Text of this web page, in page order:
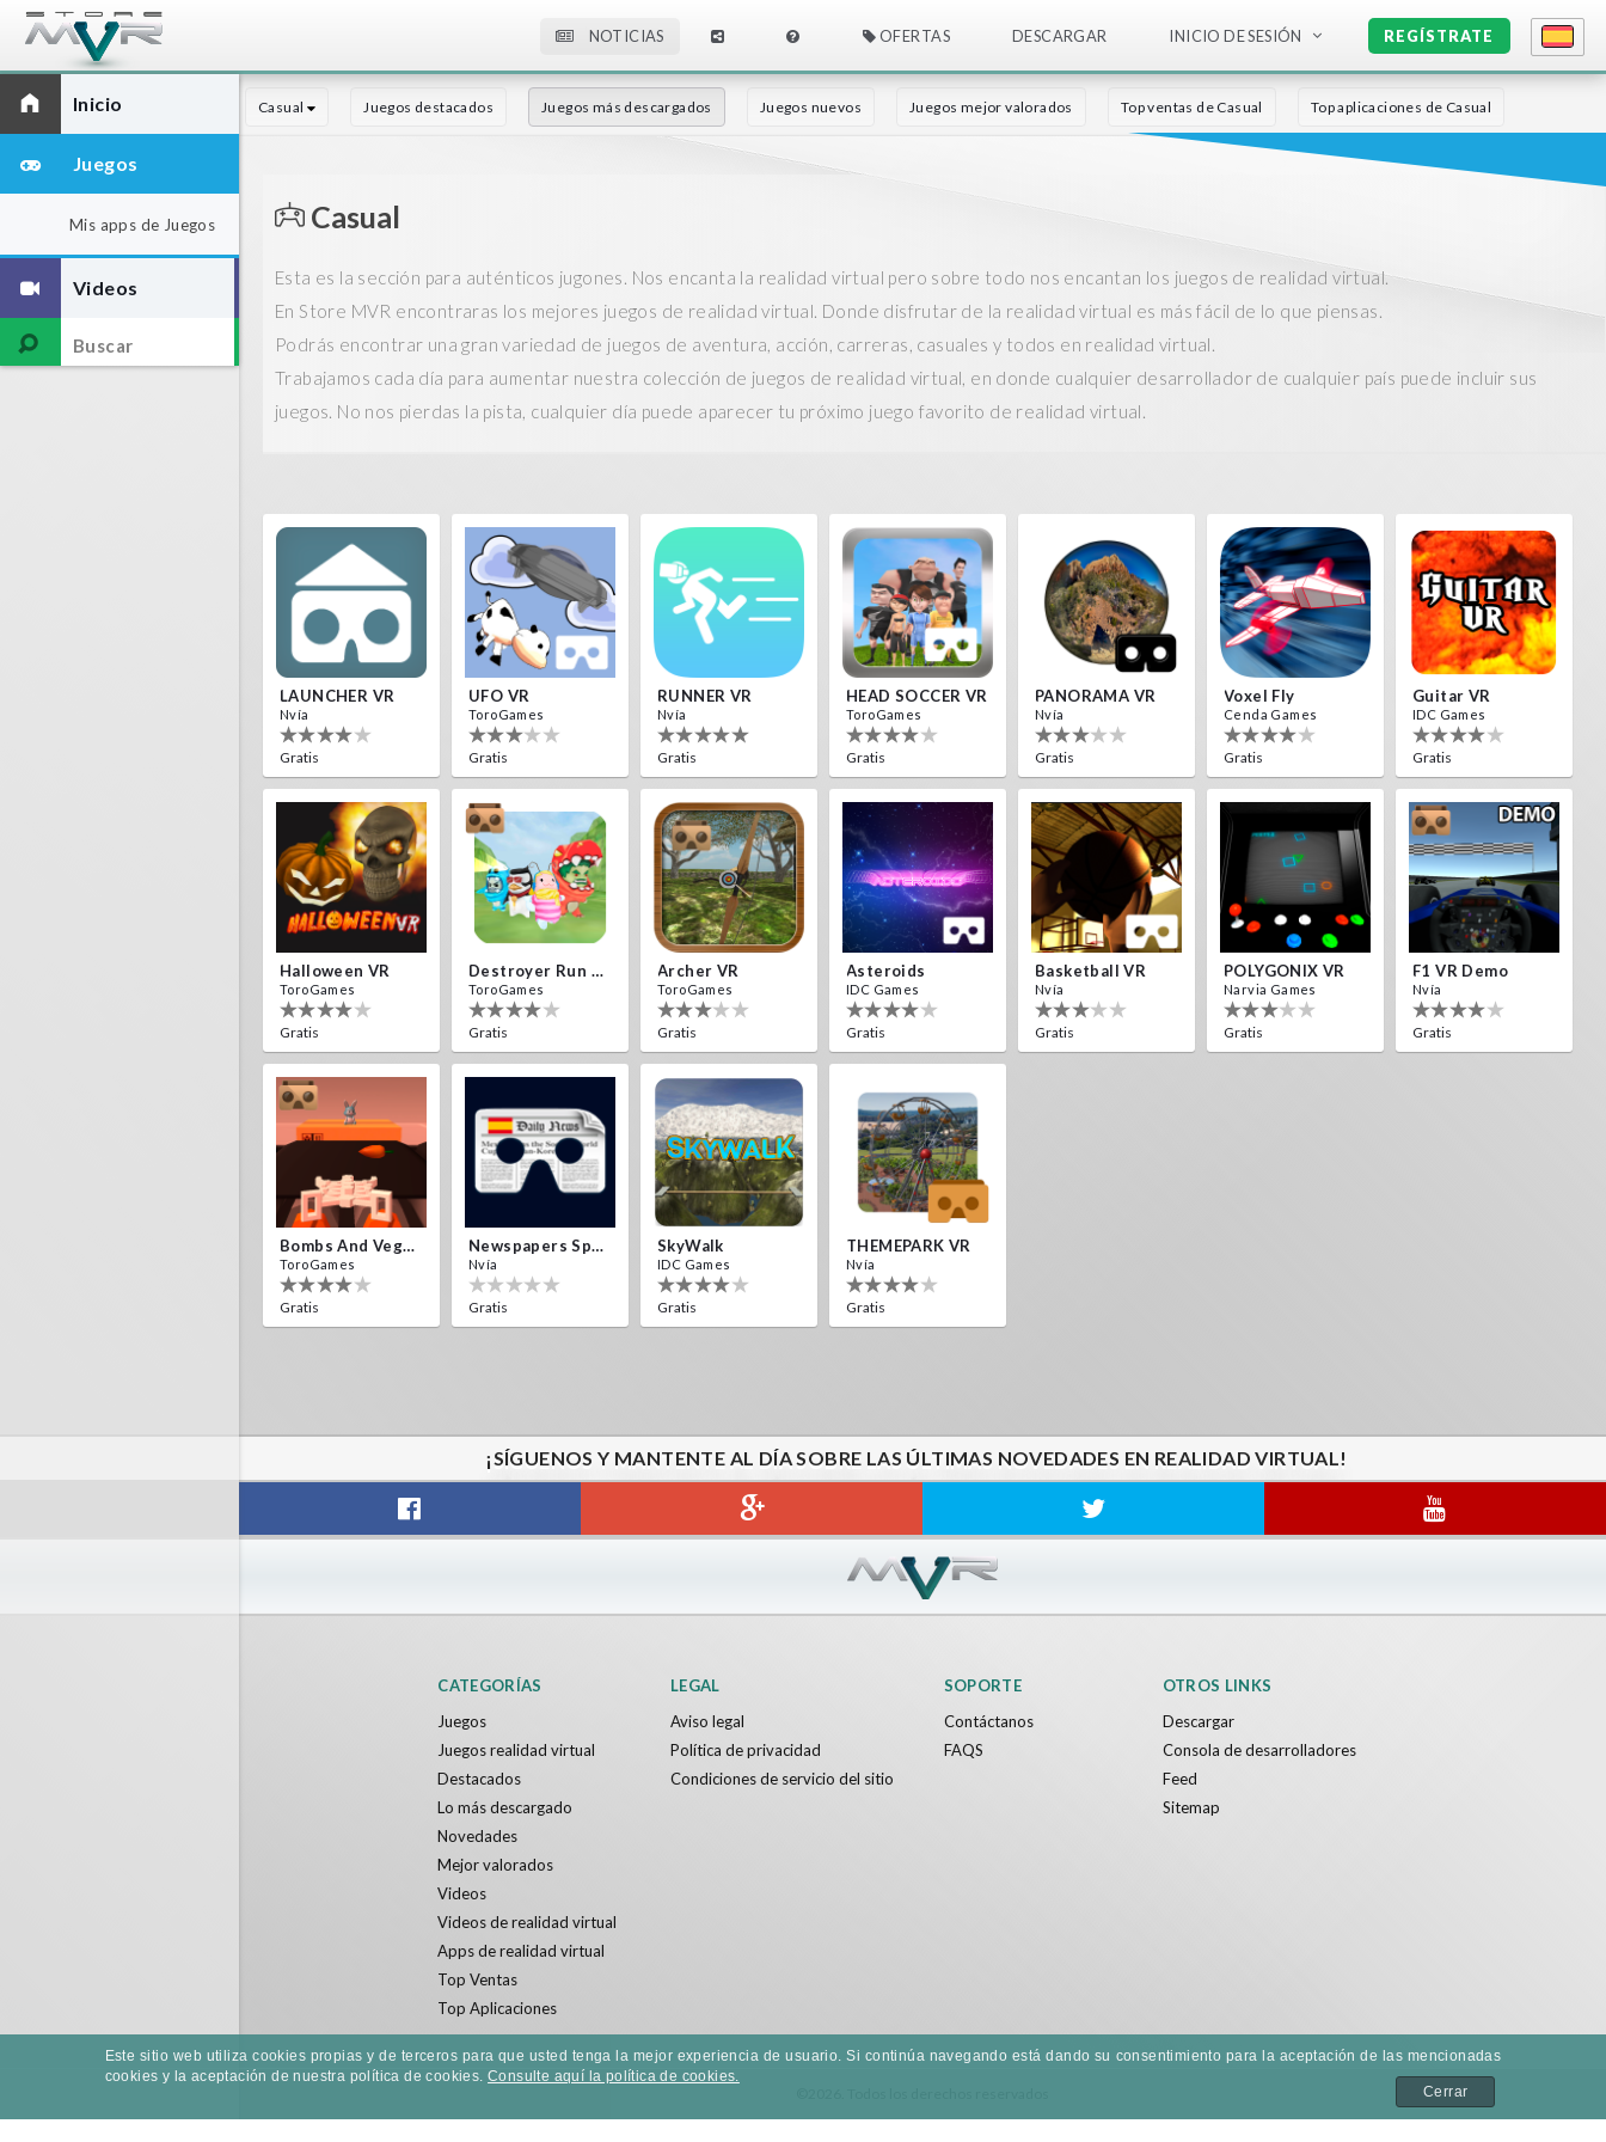
NOTICIAS OFERTAS DESCARGAR INICIO DE SESIÓN REGÍSTRATE
Inicio
Juegos
Mis apps de Juegos
Videos
Casual Juegos destacados Juegos más descargados Juegos nuevos Juegos mejor valorados Top ventas de Casual Top aplicaciones de Casual
Casual
Esta es la sección para auténticos jugones. Nos encanta la realidad virtual pero sobre todo nos encantan los juegos de realidad virtual.
En Store MVR encontraras los mejores juegos de realidad virtual. Donde disfrutar de la realidad virtual es más fácil de lo que piensas.
Podrás encontrar una gran variedad de juegos de aventura, acción, carreras, casuales y todos en realidad virtual.
Trabajamos cada día para aumentar nuestra colección de juegos de realidad virtual, en donde cualquier desarrollador de cualquier país puede incluir sus
juegos. No nos pierdas la pista, cualquier día puede aparecer tu próximo juego favorito de realidad virtual.
LAUNCHER VR
Nvía
Gratis
UFO VR
ToroGames
Gratis
RUNNER VR
Nvía
Gratis
HEAD SOCCER VR
ToroGames
Gratis
PANORAMA VR
Nvía
Gratis
Voxel Fly
Cenda Games
Gratis
Guitar VR
IDC Games
Gratis
Halloween VR
ToroGames
Gratis
Destroyer Run VR
ToroGames
Gratis
Archer VR
ToroGames
Gratis
Asteroids
IDC Games
Gratis
Basketball VR
Nvía
Gratis
POLYGONIX VR
Narvia Games
Gratis
F1 VR Demo
Nvía
Gratis
Bombs And Veggies
ToroGames
Gratis
Newspapers Spain VR
Nvía
Gratis
SkyWalk
IDC Games
Gratis
THEMEPARK VR
Nvía
Gratis
¡SÍGUENOS Y MANTENTE AL DÍA SOBRE LAS ÚLTIMAS NOVEDADES EN REALIDAD VIRTUAL!
CATEGORÍAS
Juegos
Juegos realidad virtual
Destacados
Lo más descargado
Novedades
Mejor valorados
Videos
Videos de realidad virtual
Apps de realidad virtual
Top Ventas
Top Aplicaciones
LEGAL
Aviso legal
Política de privacidad
Condiciones de servicio del sitio
SOPORTE
Contáctanos
FAQS
OTROS LINKS
Descargar
Consola de desarrolladores
Feed
Sitemap
Este sitio web utiliza cookies propias y de terceros para que usted tenga la mejor experiencia de usuario. Si continúa navegando está dando su consentimiento para la aceptación de las mencionadas
cookies y la aceptación de nuestra política de cookies.Consulte aquí la política de cookies.
Cerrar